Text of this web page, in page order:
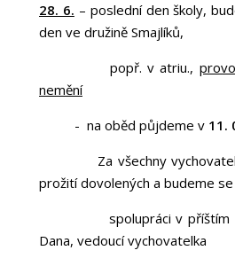
28. 6. – poslední den školy,
den ve družině Smajlíků,
popř. v atriu.,
nemění
- na oběd půjdeme v 11.
Za všechny
prožití dovolených a budeme
spolupráci v příštím
Dana, vedoucí vychovatelka